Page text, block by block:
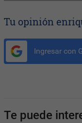
Tu opinión
Ingresar con
Te puede